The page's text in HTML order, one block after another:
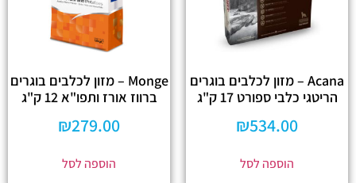
Acana – מזון לכלבים בוגרים
הריטגי כלבי ספורט 17 ק"ג
₪534.00
הוספה לסל
Monge – מזון לכלבים בוגרים
ברווז אורז ותפו"א 12 ק"ג
₪279.00
הוספה לסל